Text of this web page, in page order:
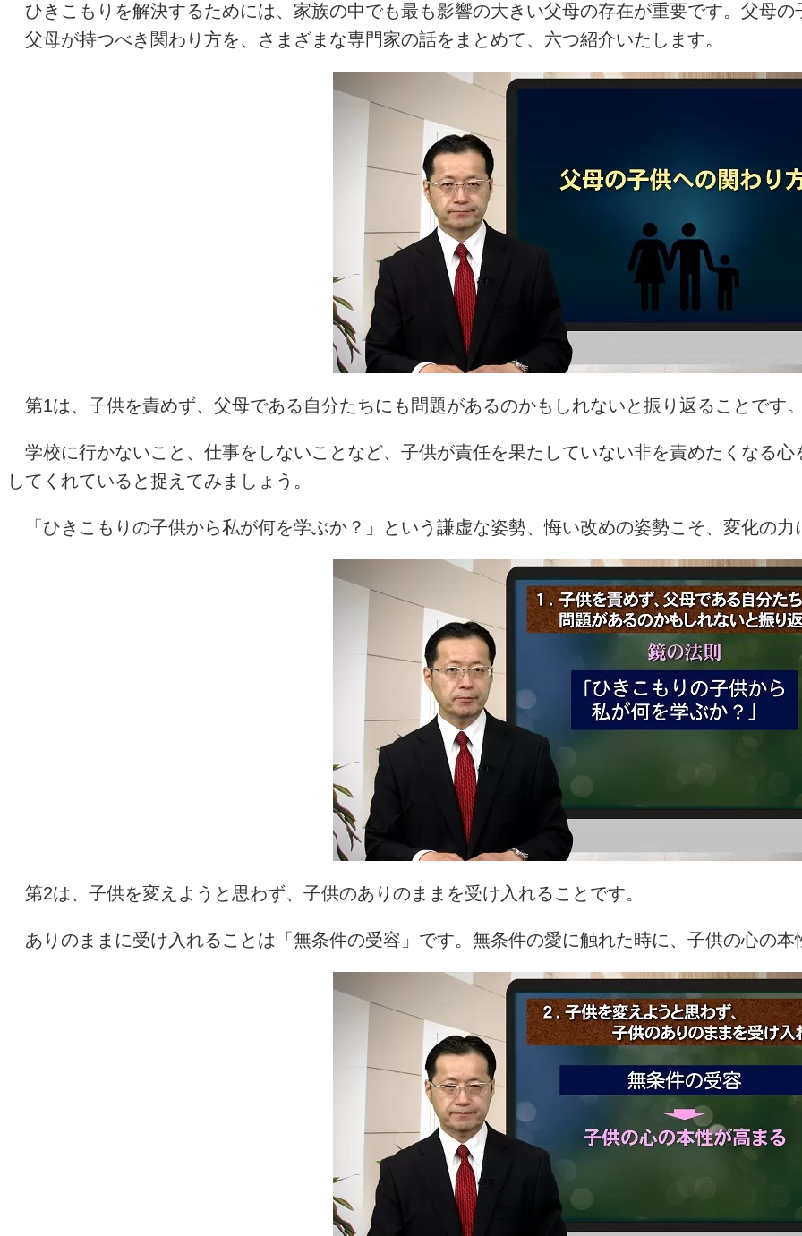
ひきこもりを解決するためには、家族の中でも最も影響の大きい父母の存在が重要です。父母
父母が持つべき関わり方を、さまざまな専門家の話をまとめて、六つ紹介いたします。
第1は、子供を責めず、父母である自分たちにも問題があるのかもしれないと振り返ることです
学校に行かないこと、仕事をしないことなど、子供が責任を果たしていない非を責めたくなる
してくれていると捉えてみましょう。
「ひきこもりの子供から私が何を学ぶか？」という謙虚な姿勢、悔い改めの姿勢こそ、変化の力
第2は、子供を変えようと思わず、子供のありのままを受け入れることです。
ありのままに受け入れることは「無条件の受容」です。無条件の愛に触れた時に、子供の心の本